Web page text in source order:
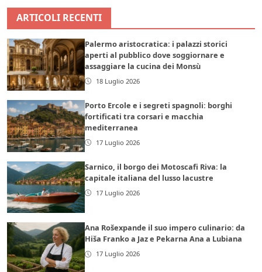
ARTICOLI RECENTI
Palermo aristocratica: i palazzi storici
aperti al pubblico dove soggiornare e
assaggiare la cucina dei Monsù
18 Luglio 2026
Porto Ercole e i segreti spagnoli: borghi
fortificati tra corsari e macchia
mediterranea
17 Luglio 2026
Sarnico, il borgo dei Motoscafi Riva: la
capitale italiana del lusso lacustre
17 Luglio 2026
Ana Rošexpande il suo impero culinario: da
Hiša Franko a Jaz e Pekarna Ana a Lubiana
17 Luglio 2026